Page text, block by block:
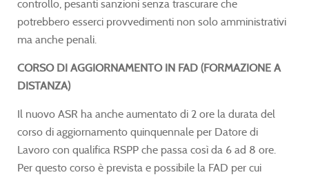
controllo, pesanti sanzioni senza trascurare che
potrebbero esserci provvedimenti non solo amministrativi
ma anche penali.
CORSO DI AGGIORNAMENTO IN FAD (FORMAZIONE A
DISTANZA)
Il nuovo ASR ha anche aumentato di 2 ore la durata del
corso di aggiornamento quinquennale per Datore di
Lavoro con qualifica RSPP che passa così da 6 ad 8 ore.
Per questo corso è prevista e possibile la FAD per cui